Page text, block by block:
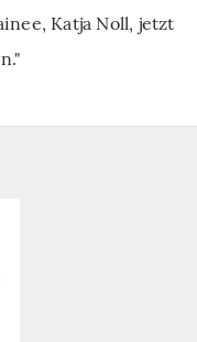
Katja Noll, jetzt